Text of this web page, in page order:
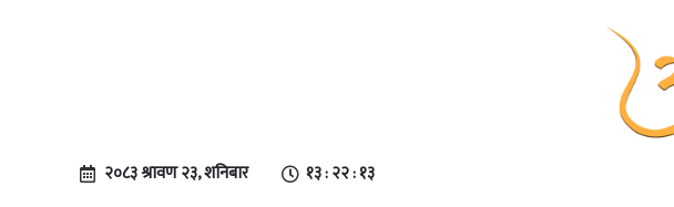
२०८३ श्रावण २३, शनिबार १३ : २२ : १४